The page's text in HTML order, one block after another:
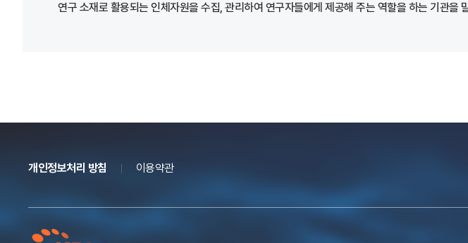
연구 소재로 활용되는 인체자원을 수집, 관리하여 연구자들에게 제공해 주는 역할을 하는 기관을
개인정보처리 방침 이용약관